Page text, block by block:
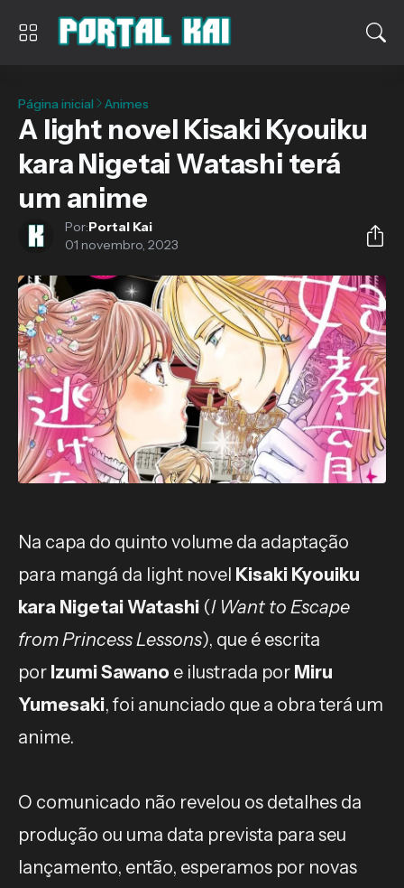
Página inicial Animes
A light novel Kisaki Kyouiku
kara Nigetai Watashi terá
um anime
Por:Portal Kai
01 novembro, 2023
Na capa do quinto volume da adaptação
para mangá da light novel Kisaki Kyouiku
kara Nigetai Watashi (I Want to Escape
from Princess Lessons), que é escrita
por Izumi Sawano e ilustrada por Miru
Yumesaki, foi anunciado que a obra terá um
anime.
O comunicado não revelou os detalhes da
produção ou uma data prevista para seu
lançamento, então, esperamos por novas